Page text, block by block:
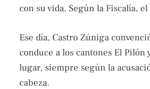
con su vida. Según la Fiscalía,
Ese día, Castro Zúniga
conduce a los cantones El
lugar, siempre según la
cabeza.